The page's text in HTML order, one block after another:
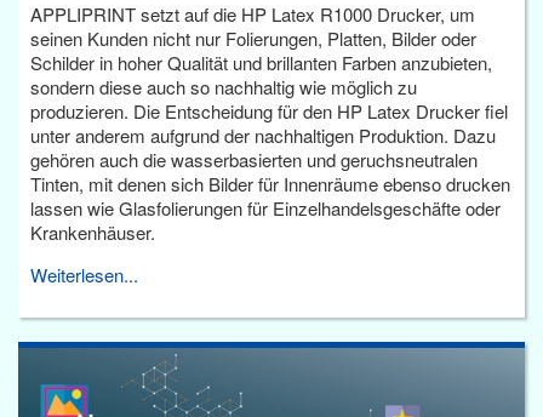
APPLIPRINT setzt auf die HP Latex R1000 Drucker, um
seinen Kunden nicht nur Folierungen, Platten, Bilder oder
Schilder in hoher Qualität und brillanten Farben anzubieten,
sondern diese auch so nachhaltig wie möglich zu
produzieren. Die Entscheidung für den HP Latex Drucker fiel
unter anderem aufgrund der nachhaltigen Produktion. Dazu
gehören auch die wasserbasierten und geruchsneutralen
Tinten, mit denen sich Bilder für Innenräume ebenso drucken
lassen wie Glasfolierungen für Einzelhandelsgeschäfte oder
Krankenhäuser.
Weiterlesen...